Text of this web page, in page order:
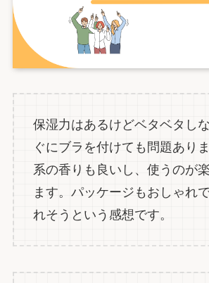
保湿力はあるけどベタベタし
ぐにブラを付けても問題あり
系の香りも良いし、使うのが
ます。パッケージもおしゃれ
れそうという感想です。